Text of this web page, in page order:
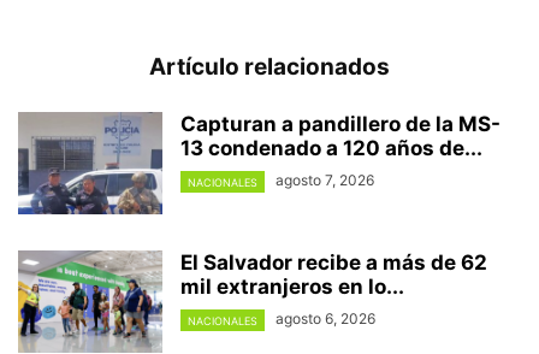
Artículo relacionados
Capturan a pandillero de la MS-
13 condenado a 120 años de...
NACIONALES agosto 7, 2026
El Salvador recibe a más de 62
mil extranjeros en lo...
NACIONALES agosto 6, 2026